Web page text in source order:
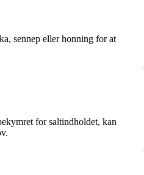
sennep eller honning for at
for saltindholdet, kan